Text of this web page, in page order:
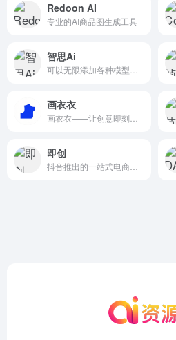
Redoon AI
专业的AI商品图生成工具
智思Ai
画衣衣
即创